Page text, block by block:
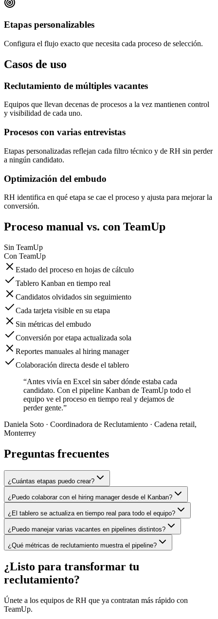
Etapas personalizables
Configura el flujo exacto que necesita cada proceso de selección.
Casos de uso
Reclutamiento de múltiples vacantes
Equipos que llevan decenas de procesos a la vez mantienen control
y visibilidad de cada uno.
Procesos con varias entrevistas
Etapas personalizadas reflejan cada filtro técnico y de RH sin perder
a ningún candidato.
Optimización del embudo
RH identifica en qué etapa se cae el proceso y ajusta para mejorar la
conversión.
Proceso manual vs. con TeamUp
Sin TeamUp
Con TeamUp
Estado del proceso en hojas de cálculo
Tablero Kanban en tiempo real
Candidatos olvidados sin seguimiento
Cada tarjeta visible en su etapa
Sin métricas del embudo
Conversión por etapa actualizada sola
Reportes manuales al hiring manager
Colaboración directa desde el tablero
“Antes vivía en Excel sin saber dónde estaba cada
candidato. Con el pipeline Kanban de TeamUp todo el
equipo ve el proceso en tiempo real y dejamos de
perder gente.”
Daniela Soto · Coordinadora de Reclutamiento · Cadena retail,
Monterrey
Preguntas frecuentes
¿Cuántas etapas puedo crear?
¿Puedo colaborar con el hiring manager desde el Kanban?
¿El tablero se actualiza en tiempo real para todo el equipo?
¿Puedo manejar varias vacantes en pipelines distintos?
¿Qué métricas de reclutamiento muestra el pipeline?
¿Listo para transformar tu
reclutamiento?
Únete a los equipos de RH que ya contratan más rápido con
TeamUp.